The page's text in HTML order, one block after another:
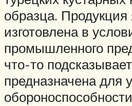
образца. Продукция
изготовлена в
промышленного
что-то
предназначена для